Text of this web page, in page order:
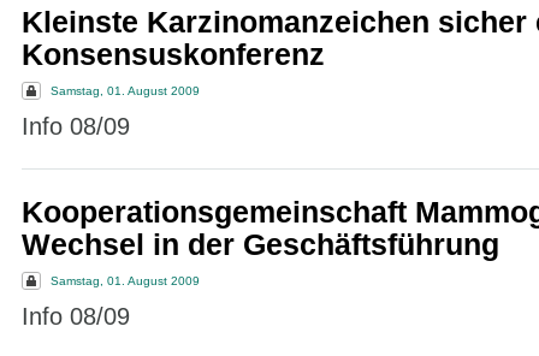
Kleinste Karzinomanzeichen sicher
Konsensuskonferenz
Samstag, 01. August 2009
Info 08/09
Kooperationsgemeinschaft
Wechsel in der Geschäftsführung
Samstag, 01. August 2009
Info 08/09